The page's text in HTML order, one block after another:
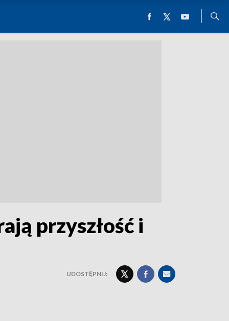
przyszłość i
UDOSTĘPNIJ: